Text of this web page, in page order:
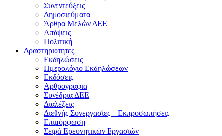
Συνεντεύξεις
Δημοσιεύματα
Άρθρα Μελών ΔΕΕ
Απόψεις
Πολιτική
Δραστηριοτητες
Εκδηλώσεις
Ημερολόγιο Εκδηλώσεων
Εκδόσεις
Αρθρογραφια
Συνέδρια ΔΕΕ
Διαλέξεις
Διεθνής Συνεργασίες – Εκπροσωπήσεις
Επιμόρφωση
Σειρά Ερευνητικών Εργασιών